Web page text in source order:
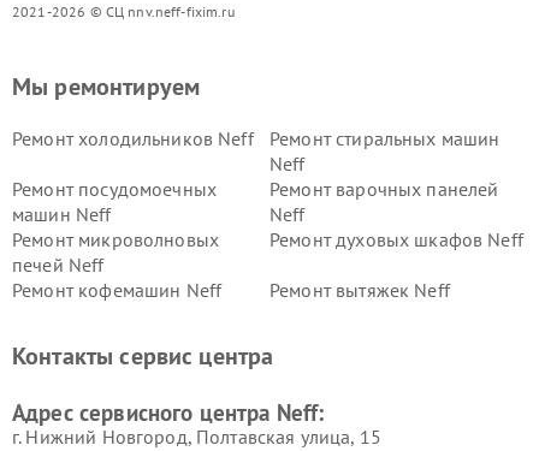
2021-2026 © СЦ nnv.neff-fixim.ru
Мы ремонтируем
Ремонт холодильников Neff
Ремонт стиральных машин
Neff
Ремонт посудомоечных
машин Neff
Ремонт варочных панелей
Neff
Ремонт микроволновых
печей Neff
Ремонт духовых шкафов Neff
Ремонт кофемашин Neff Ремонт вытяжек Neff
Контакты сервис центра
Адрес сервисного центра Neff:
г. Нижний Новгород, Полтавская улица, 15